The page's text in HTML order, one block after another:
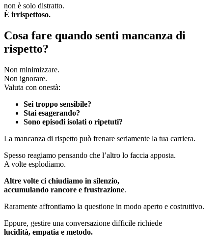
non è solo distratto.
È irrispettoso.
Cosa fare quando senti mancanza di
rispetto?
Non minimizzare.
Non ignorare.
Valuta con onestà:
Sei troppo sensibile?
Stai esagerando?
Sono episodi isolati o ripetuti?
La mancanza di rispetto può frenare seriamente la tua carriera.
Spesso reagiamo pensando che l’altro lo faccia apposta.
A volte esplodiamo.
Altre volte ci chiudiamo in silenzio,
accumulando rancore e frustrazione.
Raramente affrontiamo la questione in modo aperto e costruttivo.
Eppure, gestire una conversazione difficile richiede
lucidità, empatia e metodo.